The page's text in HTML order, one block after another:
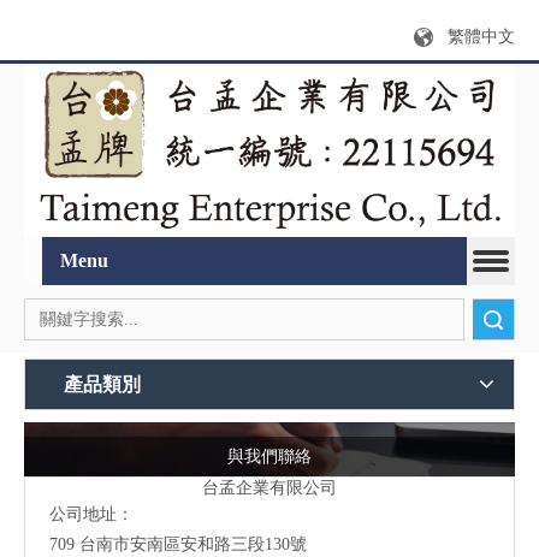
繁體中文
Menu
產品類別
與我們聯絡
台孟企業有限公司
公司地址：
709 台南市安南區安和路三段130號